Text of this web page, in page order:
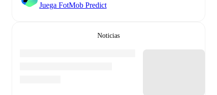
Juega FotMob Predict
Noticias